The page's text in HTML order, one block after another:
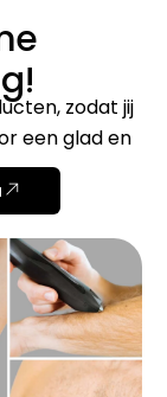
zodat jij
een glad en